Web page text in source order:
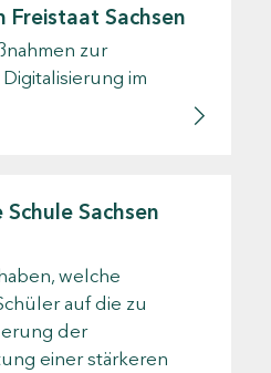
Freistaat Sachsen
zur
im
Sachsen
welche
auf die zu
der
einer stärkeren